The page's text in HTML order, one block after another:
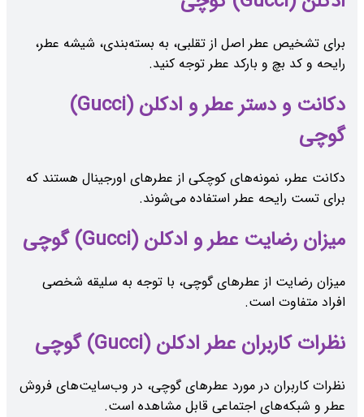
برای تشخیص عطر اصل از تقلبی، به بسته‌بندی، شیشه عطر،
رایحه و کد بچ و بارکد عطر توجه کنید.
دکانت و دستر عطر و ادکلن (Gucci)
گوچی
دکانت عطر، نمونه‌های کوچکی از عطرهای اورجینال هستند که
برای تست رایحه عطر استفاده می‌شوند.
میزان رضایت عطر و ادکلن (Gucci) گوچی
میزان رضایت از عطرهای گوچی، با توجه به سلیقه شخصی
افراد متفاوت است.
نظرات کاربران عطر ادکلن (Gucci) گوچی
نظرات کاربران در مورد عطرهای گوچی، در وب‌سایت‌های فروش
عطر و شبکه‌های اجتماعی قابل مشاهده است.